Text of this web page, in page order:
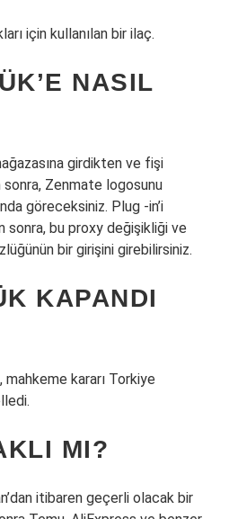
için kullanılan bir ilaç.
NASIL
girdikten ve fişi
sonra, Zenmate logosunu
göreceksiniz. Plug -in’i
sonra, bu proxy değişikliği ve
bir girişini girebilirsiniz.
KAPANDI
kararı Torkiye
MI?
itibaren geçerli olacak bir